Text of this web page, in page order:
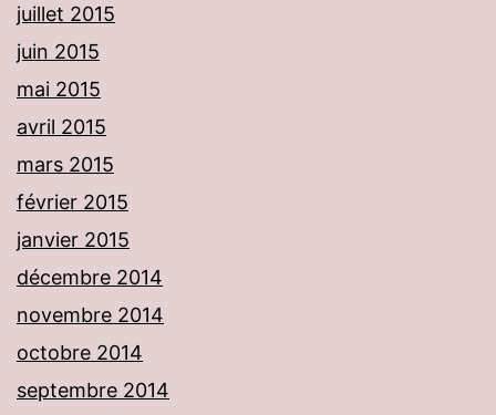
juillet 2015
juin 2015
mai 2015
avril 2015
mars 2015
février 2015
janvier 2015
décembre 2014
novembre 2014
octobre 2014
septembre 2014